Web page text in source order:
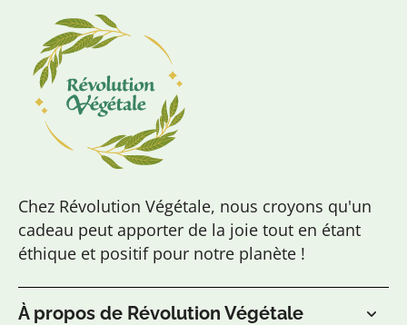
Chez Révolution Végétale, nous croyons qu'un
cadeau peut apporter de la joie tout en étant
éthique et positif pour notre planète !
À propos de Révolution Végétale